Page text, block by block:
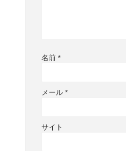
名前 *
メール *
サイト